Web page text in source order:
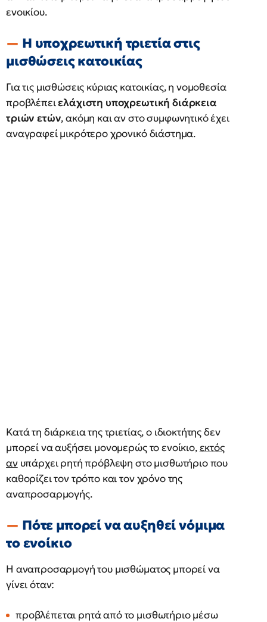
ενοικίου.
Η υποχρεωτική τριετία στις
μισθώσεις κατοικίας
Για τις μισθώσεις κύριας κατοικίας, η νομοθεσία
προβλέπειελάχιστη υποχρεωτική διάρκεια
τριών ετών, ακόμη και αν στο συμφωνητικό έχει
αναγραφεί μικρότερο χρονικό διάστημα.
Κατά τη διάρκεια της τριετίας, ο ιδιοκτήτης δεν
μπορεί να αυξήσει μονομερώς το ενοίκιο,εκτός
ανυπάρχει ρητή πρόβλεψη στο μισθωτήριο που
καθορίζει τον τρόπο και τον χρόνο της
αναπροσαρμογής.
Πότε μπορεί να αυξηθεί νόμιμα
το ενοίκιο
Η αναπροσαρμογή του μισθώματος μπορεί να
γίνει όταν:
προβλέπεται ρητά από το μισθωτήριο μέσω